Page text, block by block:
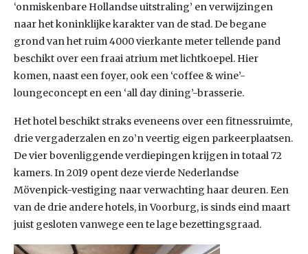
‘onmiskenbare Hollandse uitstraling’ en verwijzingen
naar het koninklijke karakter van de stad. De begane
grond van het ruim 4000 vierkante meter tellende pand
beschikt over een fraai atrium met lichtkoepel. Hier
komen, naast een foyer, ook een ‘coffee & wine’-
loungeconcept en een ‘all day dining’-brasserie.
Het hotel beschikt straks eveneens over een fitnessruimte,
drie vergaderzalen en zo’n veertig eigen parkeerplaatsen.
De vier bovenliggende verdiepingen krijgen in totaal 72
kamers. In 2019 opent deze vierde Nederlandse
Mövenpick-vestiging naar verwachting haar deuren. Een
van de drie andere hotels, in Voorburg, is sinds eind maart
juist gesloten vanwege een te lage bezettingsgraad.